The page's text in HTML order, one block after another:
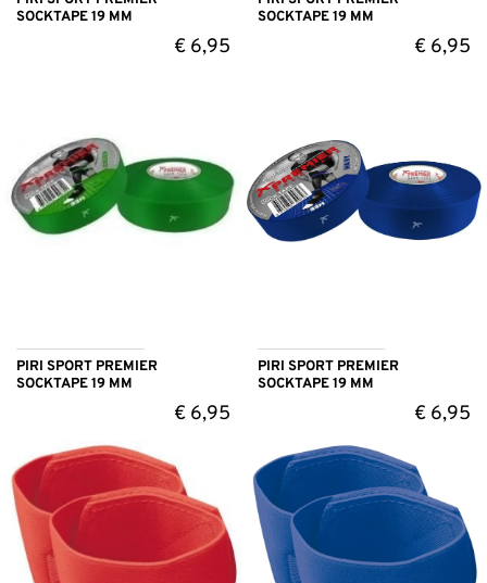
SOCKTAPE 19 MM
€6,95
SOCKTAPE 19 MM
€ 6,95
PIRI SPORT PREMIER
SOCKTAPE 19 MM
€6,95
PIRI SPORT PREMIER
SOCKTAPE 19 MM
€ 6,95